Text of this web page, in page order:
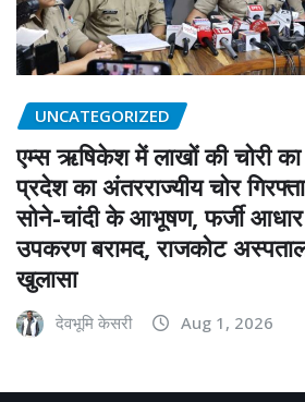
UNCATEGORIZED
एम्स ऋषिकेश में लाखों की चोरी
प्रदेश का अंतरराज्यीय चोर
सोने-चांदी के आभूषण, फर्जी
उपकरण बरामद, राजकोट
खुलासा
देवभूमि केसरी Aug 1, 2026